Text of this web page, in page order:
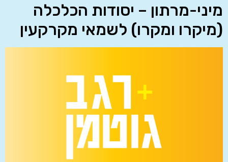
מיני-מרתון – יסודות הכלכלה
(מיקרו ומקרו) לשמאי מקרקעין